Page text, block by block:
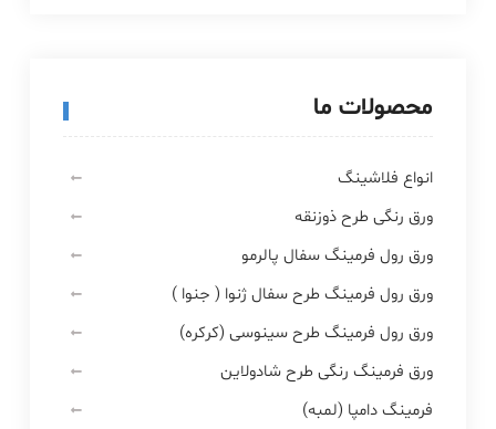
محصولات ما
انواع فلاشینگ
ورق رنگی طرح ذوزنقه
ورق رول فرمینگ سفال پالرمو
ورق رول فرمینگ طرح سفال ژنوا ( جنوا )
ورق رول فرمینگ طرح سینوسی (کرکره)
ورق فرمینگ رنگی طرح شادولاین
فرمینگ دامپا (لمبه)